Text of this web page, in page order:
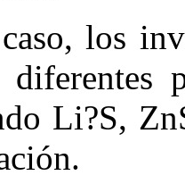
los
diferentes
Li?S,